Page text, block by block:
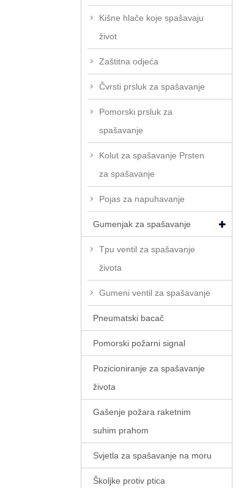
Kišne hlače koje spašavaju
život
Zaštitna odjeća
Čvrsti prsluk za spašavanje
Pomorski prsluk za
spašavanje
Kolut za spašavanje Prsten
za spašavanje
Pojas za napuhavanje
Gumenjak za spašavanje
Tpu ventil za spašavanje
života
Gumeni ventil za spašavanje
Pneumatski bacač
Pomorski požarni signal
Pozicioniranje za spašavanje
života
Gašenje požara raketnim
suhim prahom
Svjetla za spašavanje na moru
Školjke protiv ptica